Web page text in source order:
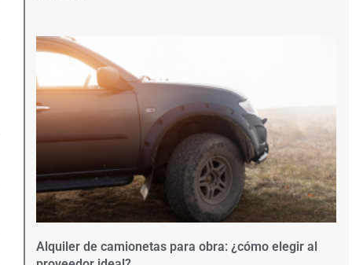
Alquiler de camionetas para obra: ¿cómo elegir al